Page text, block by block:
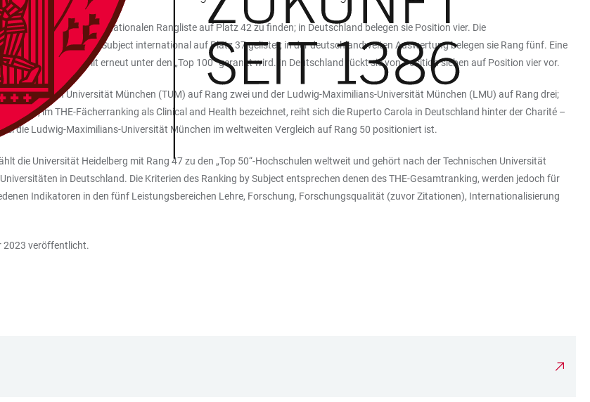
Sie sind in der internationalen Rangliste auf Platz 42 zu finden; in Deutschland belegen sie Position vier. Die
im THE Ranking by Subject international auf Platz 37 gelistet; in der deutschlandweiten Auswertung belegen sie Rang fünf. Eine
finden ist und damit erneut unter den „Top 100“ gerankt wird. In Deutschland rückt sie von Position sieben auf Position vier vor.
Technischen Universität München (TUM) auf Rang zwei und der Ludwig-Maximilians-Universität München (LMU) auf Rang drei;
im THE-Fächerranking als Clinical and Health bezeichnet, reiht sich die Ruperto Carola in Deutschland hinter der Charité –
die Ludwig-Maximilians-Universität München im weltweiten Vergleich auf Rang 50 positioniert ist.
die Universität Heidelberg mit Rang 47 zu den „Top 50“-Hochschulen weltweit und gehört nach der Technischen Universität
in Deutschland. Die Kriterien des Ranking by Subject entsprechen denen des THE-Gesamtranking, werden jedoch für
Indikatoren in den fünf Leistungsbereichen Lehre, Forschung, Forschungsqualität (zuvor Zitationen), Internationalisierung
2023 veröffentlicht.